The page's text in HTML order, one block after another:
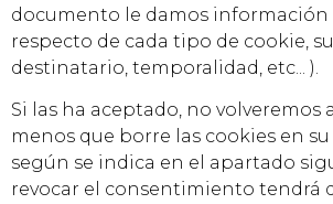
documento le damos información
respecto de cada tipo de cookie,
destinatario, temporalidad, etc... ).
Si las ha aceptado, no volveremos
menos que borre las cookies en
según se indica en el apartado
revocar el consentimiento tendrá